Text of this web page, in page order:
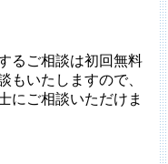
るご相談は初回無料
もいたしますので、
にご相談いただけま